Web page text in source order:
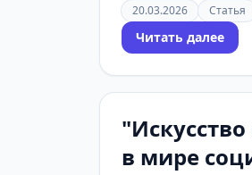
20.03.2026 Статья
Читать далее
в мире